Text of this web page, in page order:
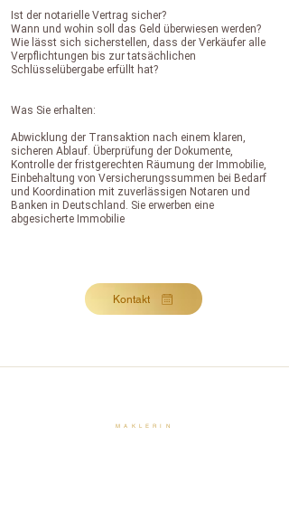
Ist der notarielle Vertrag sicher?
Wann und wohin soll das Geld überwiesen werden?
Wie lässt sich sicherstellen, dass der Verkäufer alle
Verpflichtungen bis zur tatsächlichen
Schlüsselübergabe erfüllt hat?
Was Sie erhalten:
Abwicklung der Transaktion nach einem klaren,
sicheren Ablauf. Überprüfung der Dokumente,
Kontrolle der fristgerechten Räumung der Immobilie,
Einbehaltung von Versicherungssummen bei Bedarf
und Koordination mit zuverlässigen Notaren und
Banken in Deutschland. Sie erwerben eine
abgesicherte Immobilie
Kontakt
MAKLERIN